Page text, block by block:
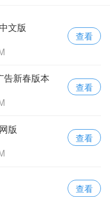
文版
查看
告新春版本
查看
版
查看
查看